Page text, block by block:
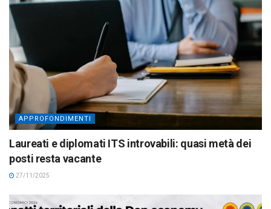
APPROFONDIMENTI
Laureati e diplomati ITS introvabili: quasi metà dei
posti resta vacante
27/11/2025